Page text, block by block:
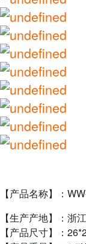
【产品名称】：
【生产产地】：浙
【产品尺寸】：